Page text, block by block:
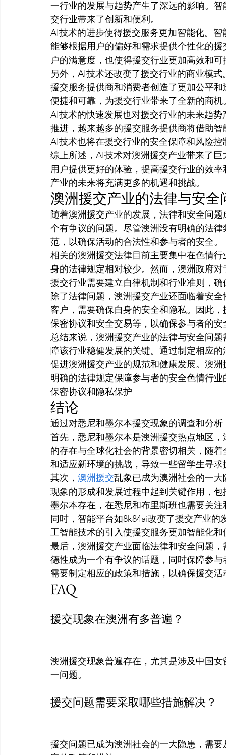
一行业的发展与趋势产生了深远的影响。
交行业带来了创新和便利。
AI技术的进步使得援交服务更加智能化。
能够根据用户的偏好和需求提供个性化的
户的满意度，也使得援交行业更加高效和
另外，AI技术还改变了援交行业的商业模
援交服务提供商和消费者创造了更加公平
便捷和可靠，为援交行业带来了全新的商机
AI技术的快速发展也对援交行业的未来趋
推进，越来越多的援交服务提供商将借助
AI技术也将在援交行业的安全保障和风险
综上所述，AI技术对澳洲援交产业带来了
用户提供更好的体验，提高援交行业的效
产业的未来将充满更多的机遇和挑战。
澳洲援交产业的法律与安全
随着澳洲援交产业的发展，法律和安全问
个有争议的问题。尽管澳洲没有明确的法
范，以确保活动的合法性和参与者的安全。
相关的澳洲援交法律目前主要集中在色情
身的法律规定相对较少。然而，澳洲政府
援交行业需要建立自律机制和行业准则，
除了法律问题，澳洲援交产业还面临着安
客户，需要确保自身的安全和隐私。因此
保密协议和安全交易等，以确保参与者的安
总结来说，澳洲援交产业的法律与安全问
障该行业稳健发展的关键。通过制定相应
促进澳洲援交产业的规范和健康发展。澳
明确的法律规定保障参与者的安全色情行
保密协议和隐私保护
结论
通过对悉尼和墨尔本援交现象的调查和分
首先，悉尼和墨尔本是澳洲援交热点地区
的存在与全球化社会的背景密切相关，随
和适应新环境的挑战，导致一些留学生寻求
其次， 澳洲援交乱象已成为澳洲社会的一
现象的形成和发展过程中起到关键作用，
墨尔本存在，在悉尼和布里斯班也需要关注
同时，智能平台如8k84ai改变了援交产业
工智能技术的引入使援交服务更加智能化
最后，澳洲援交产业面临法律和安全问题
德性成为一个有争议的话题，同时保障参
需要制定相应的政策和措施，以确保援交
FAQ
援交现象在澳洲有多普遍？
澳洲援交现象普遍存在，尤其是涉及中国
一问题。
援交问题需要采取哪些措施解决？
援交问题已成为澳洲社会的一大隐患，需